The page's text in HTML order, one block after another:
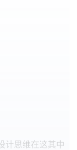
计思维在这其中